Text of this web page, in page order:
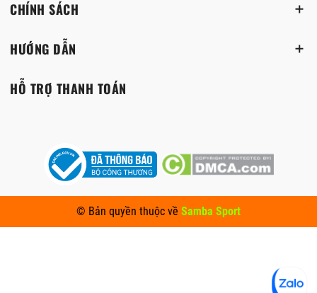
CHÍNH SÁCH
HƯỚNG DẪN
HỖ TRỢ THANH TOÁN
© Bản quyền thuộc về Samba Sport